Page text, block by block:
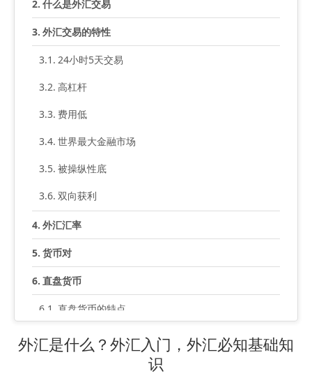
什么是外汇交易
外汇交易的特性
24小时5天交易
高杠杆
费用低
世界最大金融市场
被操纵性底
双向获利
外汇汇率
货币对
直盘货币
直盘货币的特点
交叉盘货币
外汇是什么？外汇入门，外汇必知基础知
识